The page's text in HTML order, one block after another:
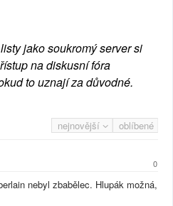
jako soukromý server si
na diskusní fóra
to uznají za důvodné.
nejnovější oblíbené
0
nebyl zbabělec. Hlupák možná,